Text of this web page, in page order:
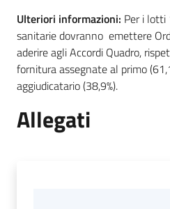
Ulteriori informazioni: Per i lotti
sanitarie dovranno emettere
aderire agli Accordi Quadro,
fornitura assegnate al primo
aggiudicatario (38,9%).
Allegati